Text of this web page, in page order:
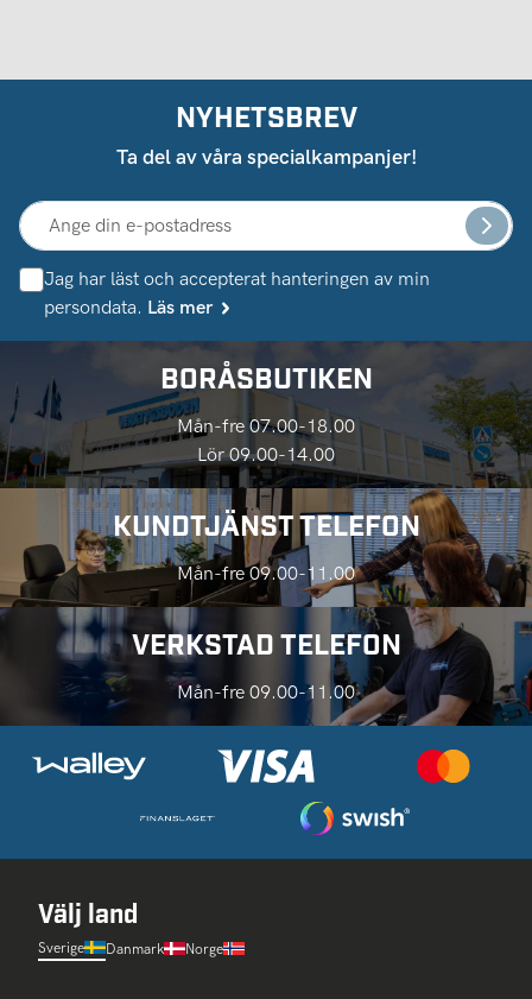
NYHETSBREV
Ta del av våra specialkampanjer!
Jag har läst och accepterat hanteringen av min
persondata. Läs mer
BORÅSBUTIKEN
Mån-fre 07.00-18.00
Lör 09.00-14.00
KUNDTJÄNST TELEFON
Mån-fre 09.00-11.00
VERKSTAD TELEFON
Mån-fre 09.00-11.00
Välj land
Sverige Danmark Norge